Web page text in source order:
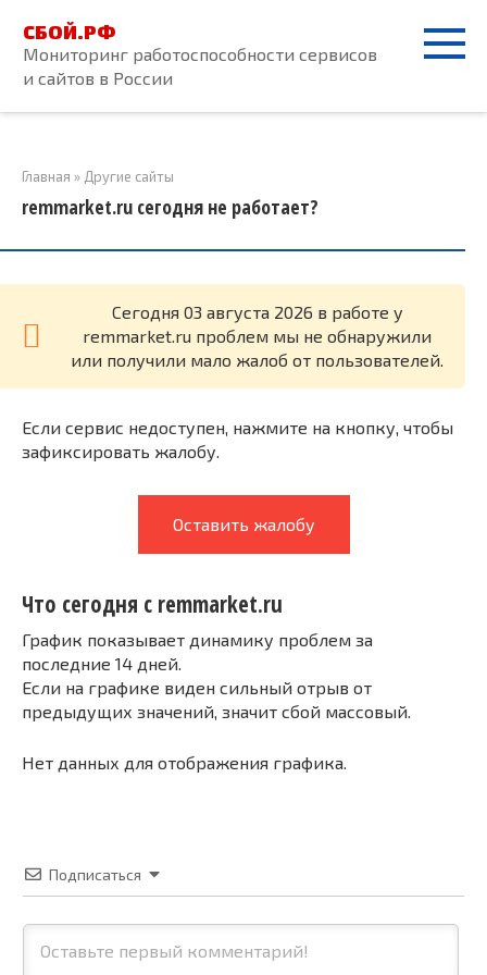
контенту
СБОЙ.РФ
Мониторинг работоспособности сервисов
и сайтов в России
Главная » Другие сайты
remmarket.ru сегодня не работает?
Cегодня 03 августа 2026 в работе у
remmarket.ru проблем мы не обнаружили
или получили мало жалоб от пользователей.
Если сервис недоступен, нажмите на кнопку, чтобы
зафиксировать жалобу.
Оставить жалобу
Что сегодня с remmarket.ru
График показывает динамику проблем за
последние 14 дней.
Если на графике виден сильный отрыв от
предыдущих значений, значит сбой массовый.
Нет данных для отображения графика.
Подписаться